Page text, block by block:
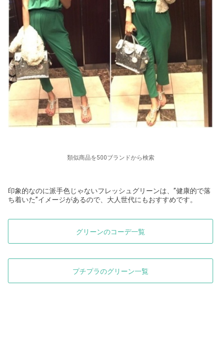
類似商品を500ブランドから検索
印象的なのに派手色じゃないフレッシュグリーンは、”健康的で落
ち着いた”イメージがあるので、大人世代にもおすすめです。
グリーンのコーデ一覧
プチプラのグリーン一覧